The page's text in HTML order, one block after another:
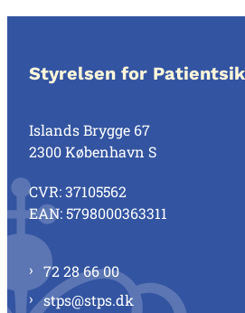
Styrelsen for
Islands Brygge 67
2300 København S
CVR: 37105562
EAN: 5798000363311
72 28 66 00
stps@stps.dk